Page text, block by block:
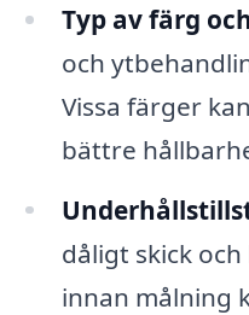
Typ av färg
och
Vissa färger
bättre
dåligt skick
innan målning